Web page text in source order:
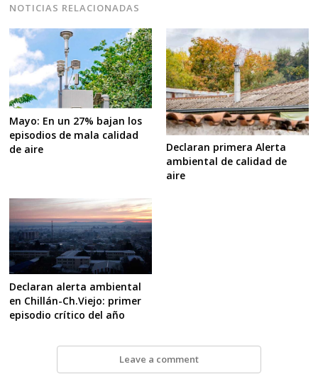
NOTICIAS RELACIONADAS
Mayo: En un 27% bajan los
episodios de mala calidad
de aire
Declaran primera Alerta
ambiental de calidad de
aire
Declaran alerta ambiental
en Chillán-Ch.Viejo: primer
episodio crítico del año
Leave a comment